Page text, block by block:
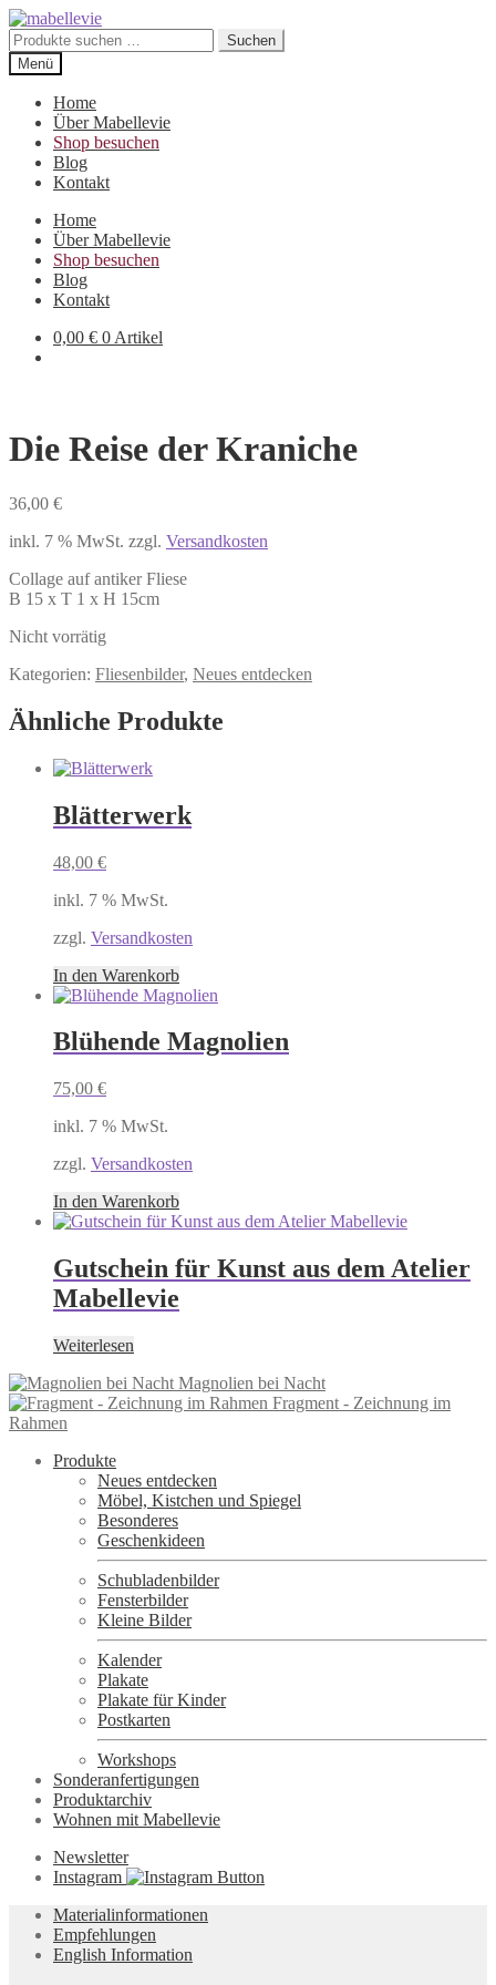
Zur
Navigation
springen
Zum
Inhalt
springen
Suchen
nach:
Suchen
Menü
Home
Über Mabellevie
Shop besuchen
Blog
Kontakt
Home
Über Mabellevie
Shop besuchen
Blog
Kontakt
0,00 € 0 Artikel
Die Reise der Kraniche
36,00 €
inkl. 7 % MwSt. zzgl. Versandkosten
Collage auf antiker Fliese
B 15 x T 1 x H 15cm
Nicht vorrätig
Kategorien: Fliesenbilder, Neues entdecken
Ähnliche Produkte
Blätterwerk
48,00 €
inkl. 7 % MwSt.
zzgl. Versandkosten
In den Warenkorb
Blühende Magnolien
75,00 €
inkl. 7 % MwSt.
zzgl. Versandkosten
In den Warenkorb
Gutschein für Kunst aus dem Atelier
Mabellevie
Weiterlesen
Magnolien bei Nacht
Fragment - Zeichnung im
Rahmen
Produkte
Neues entdecken
Möbel, Kistchen und Spiegel
Besonderes
Geschenkideen
Schubladenbilder
Fensterbilder
Kleine Bilder
Kalender
Plakate
Plakate für Kinder
Postkarten
Workshops
Sonderanfertigungen
Produktarchiv
Wohnen mit Mabellevie
Newsletter
Instagram
Materialinformationen
Empfehlungen
English Information